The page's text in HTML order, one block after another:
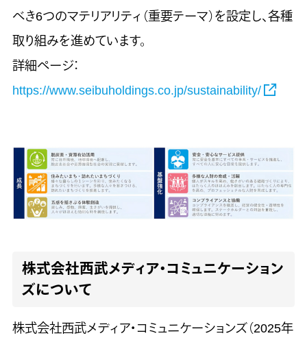
べき6つのマテリアリティ（重要テーマ）を設定し、各種
取り組みを進めています。
詳細ページ：
https://www.seibuholdings.co.jp/sustainability/
株式会社西武メディア・コミュニケーション
ズについて
株式会社西武メディア・コミュニケーションズ（2025年